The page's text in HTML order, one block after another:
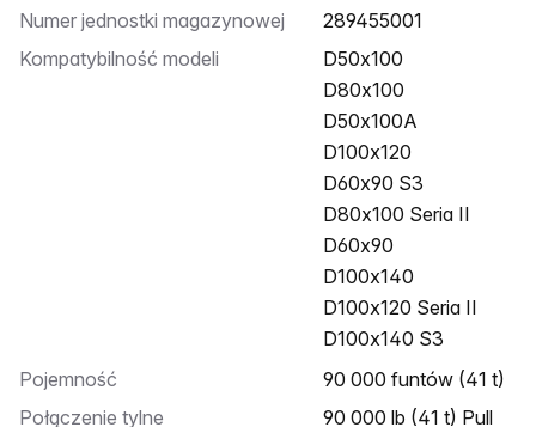
Numer jednostki magazynowej
289455001
Kompatybilność modeli
D50x100
D80x100
D50x100A
D100x120
D60x90 S3
D80x100 Seria II
D60x90
D100x140
D100x120 Seria II
D100x140 S3
Pojemność
90 000 funtów (41 t)
Połączenie tylne
90 000 lb (41 t) Pull